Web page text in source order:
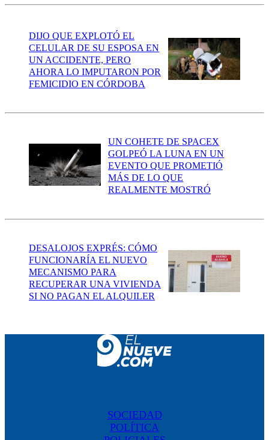
DIJO QUE EXPLOTÓ EL
CELULAR DE SU ESPOSA EN
UN ACCIDENTE, PERO
AHORA LO IMPUTARON POR
FEMICIDIO EN CÓRDOBA
UN COHETE DE SPACEX
GOLPEÓ LA LUNA EN UN
EVENTO QUE PROMETIÓ
MÁS DE LO QUE
REALMENTE MOSTRÓ
DESALOJOS EXPRÉS: CÓMO
FUNCIONARÍA EL NUEVO
MECANISMO PARA
RECUPERAR UNA VIVIENDA
SI NO PAGAN EL ALQUILER
SOCIEDAD
POLÍTICA